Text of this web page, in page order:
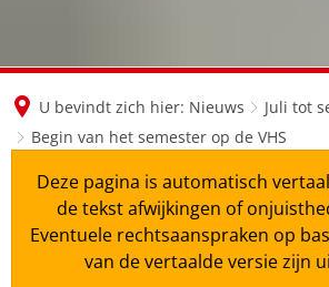
U bevindt zich hier: Nieuws
Juli tot
Begin van het semester op de VHS
Deze pagina is automatisch
de tekst afwijkingen of
Eventuele rechtsaanspraken op
van de vertaalde versie zijn